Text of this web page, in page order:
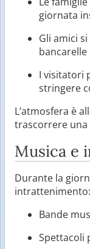
giornata
Gli amici
bancarelle
I visitatori
stringere
L’atmosfera è
trascorrere una
Musica e
Durante la
intrattenimento:
Bande
Spettacoli